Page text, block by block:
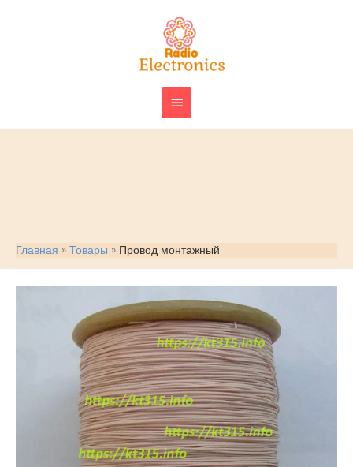
ГЛАВНОЕ
МЕНЮ
Главная Товары Провод монтажный